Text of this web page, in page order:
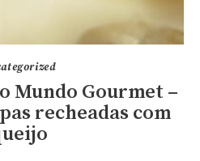
Mundo Gourmet –
recheadas com